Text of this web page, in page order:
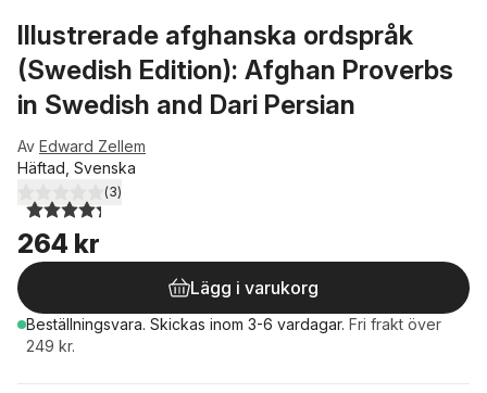
Illustrerade afghanska ordspråk
(Swedish Edition): Afghan Proverbs
in Swedish and Dari Persian
Av Edward Zellem
Häftad, Svenska
4,3utav 5 stjärnor. Totalt antal röster:
(3)
264 kr
Lägg i varukorg
Beställningsvara. Skickas inom 3-6 vardagar. Fri frakt över
249 kr.